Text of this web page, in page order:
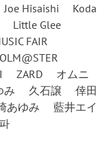
Joe Hisaishi
Koda
Little Glee
FAIR
ZARD
オムニ
み 久石譲
倖田
あゆみ
藍井エイ